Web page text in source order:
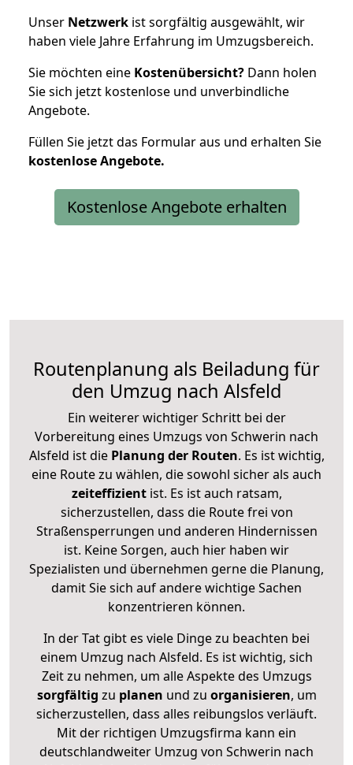
Unser Netzwerk ist sorgfältig ausgewählt, wir
haben viele Jahre Erfahrung im Umzugsbereich.
Sie möchten eine Kostenübersicht? Dann holen
Sie sich jetzt kostenlose und unverbindliche
Angebote.
Füllen Sie jetzt das Formular aus und erhalten Sie
kostenloseAngebote.
Kostenlose Angebote erhalten
Routenplanung als Beiladung für
den Umzug nach Alsfeld
Ein weiterer wichtiger Schritt bei der
Vorbereitung eines Umzugs von Schwerin nach
Alsfeld ist diePlanung der Routen. Es ist wichtig,
eine Route zu wählen, die sowohl sicher als auch
zeiteffizientist. Es ist auch ratsam,
sicherzustellen, dass die Route frei von
Straßensperrungen und anderen Hindernissen
ist. Keine Sorgen, auch hier haben wir
Spezialisten und übernehmen gerne die Planung,
damit Sie sich auf andere wichtige Sachen
konzentrieren können.
In der Tat gibt es viele Dinge zu beachten bei
einem Umzug nach Alsfeld. Es ist wichtig, sich
Zeit zu nehmen, um alle Aspekte des Umzugs
sorgfältig zu planen und zu organisieren, um
sicherzustellen, dass alles reibungslos verläuft.
Mit der richtigen Umzugsfirma kann ein
deutschlandweiter Umzug von Schwerin nach